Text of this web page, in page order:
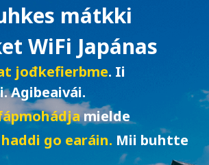
mátkki
WiFi Japánas
jođkefierbme. Ii
Agibeaivái.
mielde
go earáin. Mii buhtte